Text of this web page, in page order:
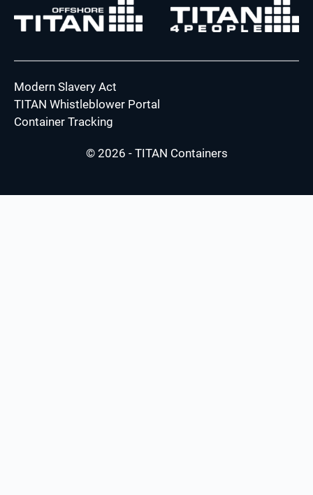
Modern Slavery Act
TITAN Whistleblower Portal
Container Tracking
© 2026 - TITAN Containers